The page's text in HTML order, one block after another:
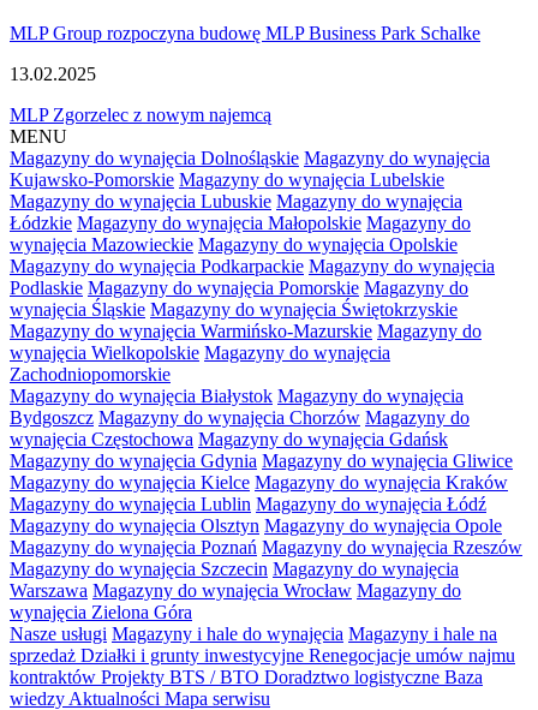
MLP Group rozpoczyna budowę MLP Business Park Schalke
13.02.2025
MLP Zgorzelec z nowym najemcą
MENU
Magazyny do wynajęcia Dolnośląskie Magazyny do wynajęcia
Kujawsko-Pomorskie Magazyny do wynajęcia Lubelskie
Magazyny do wynajęcia Lubuskie Magazyny do wynajęcia
Łódzkie Magazyny do wynajęcia Małopolskie Magazyny do
wynajęcia Mazowieckie Magazyny do wynajęcia Opolskie
Magazyny do wynajęcia Podkarpackie Magazyny do wynajęcia
Podlaskie Magazyny do wynajęcia Pomorskie Magazyny do
wynajęcia Śląskie Magazyny do wynajęcia Świętokrzyskie
Magazyny do wynajęcia Warmińsko-Mazurskie Magazyny do
wynajęcia Wielkopolskie Magazyny do wynajęcia
Zachodniopomorskie
Magazyny do wynajęcia Białystok Magazyny do wynajęcia
Bydgoszcz Magazyny do wynajęcia Chorzów Magazyny do
wynajęcia Częstochowa Magazyny do wynajęcia Gdańsk
Magazyny do wynajęcia Gdynia Magazyny do wynajęcia Gliwice
Magazyny do wynajęcia Kielce Magazyny do wynajęcia Kraków
Magazyny do wynajęcia Lublin Magazyny do wynajęcia Łódź
Magazyny do wynajęcia Olsztyn Magazyny do wynajęcia Opole
Magazyny do wynajęcia Poznań Magazyny do wynajęcia Rzeszów
Magazyny do wynajęcia Szczecin Magazyny do wynajęcia
Warszawa Magazyny do wynajęcia Wrocław Magazyny do
wynajęcia Zielona Góra
Nasze usługi Magazyny i hale do wynajęcia Magazyny i hale na
sprzedaż Działki i grunty inwestycyjne Renegocjacje umów najmu
kontraktów Projekty BTS / BTO Doradztwo logistyczne Baza
wiedzy Aktualności Mapa serwisu